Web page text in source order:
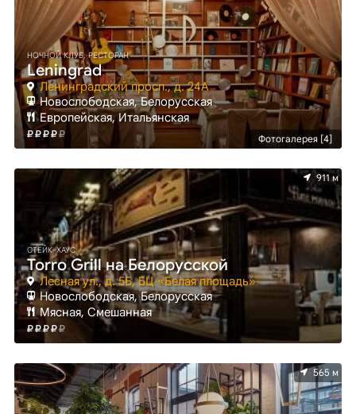
Фотогалерея [4]
НОЧНОЙ КЛУБ, РЕСТОРАН
Leningrad
Ленинградский просп., д. 24А
Новослободская, Белорусская
Европейская, Итальянская
911 м
СТЕЙК-ХАУС
Torro Grill на Белорусской
Лесная ул., д. 5Б, БЦ «Белая площадь»
Новослободская, Белорусская
Мясная, Смешанная
565 м